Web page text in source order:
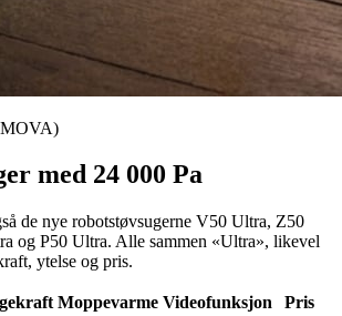
med 24 000 Pa
de nye robotstøvsugerne V50 Ultra, Z50
og P50 Ultra. Alle sammen «Ultra», likevel
ytelse og pris.
Moppevarme Videofunksjon
Pris